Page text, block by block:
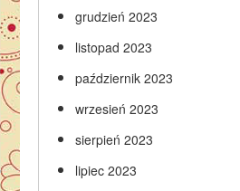
grudzień 2023
listopad 2023
październik 2023
wrzesień 2023
sierpień 2023
lipiec 2023